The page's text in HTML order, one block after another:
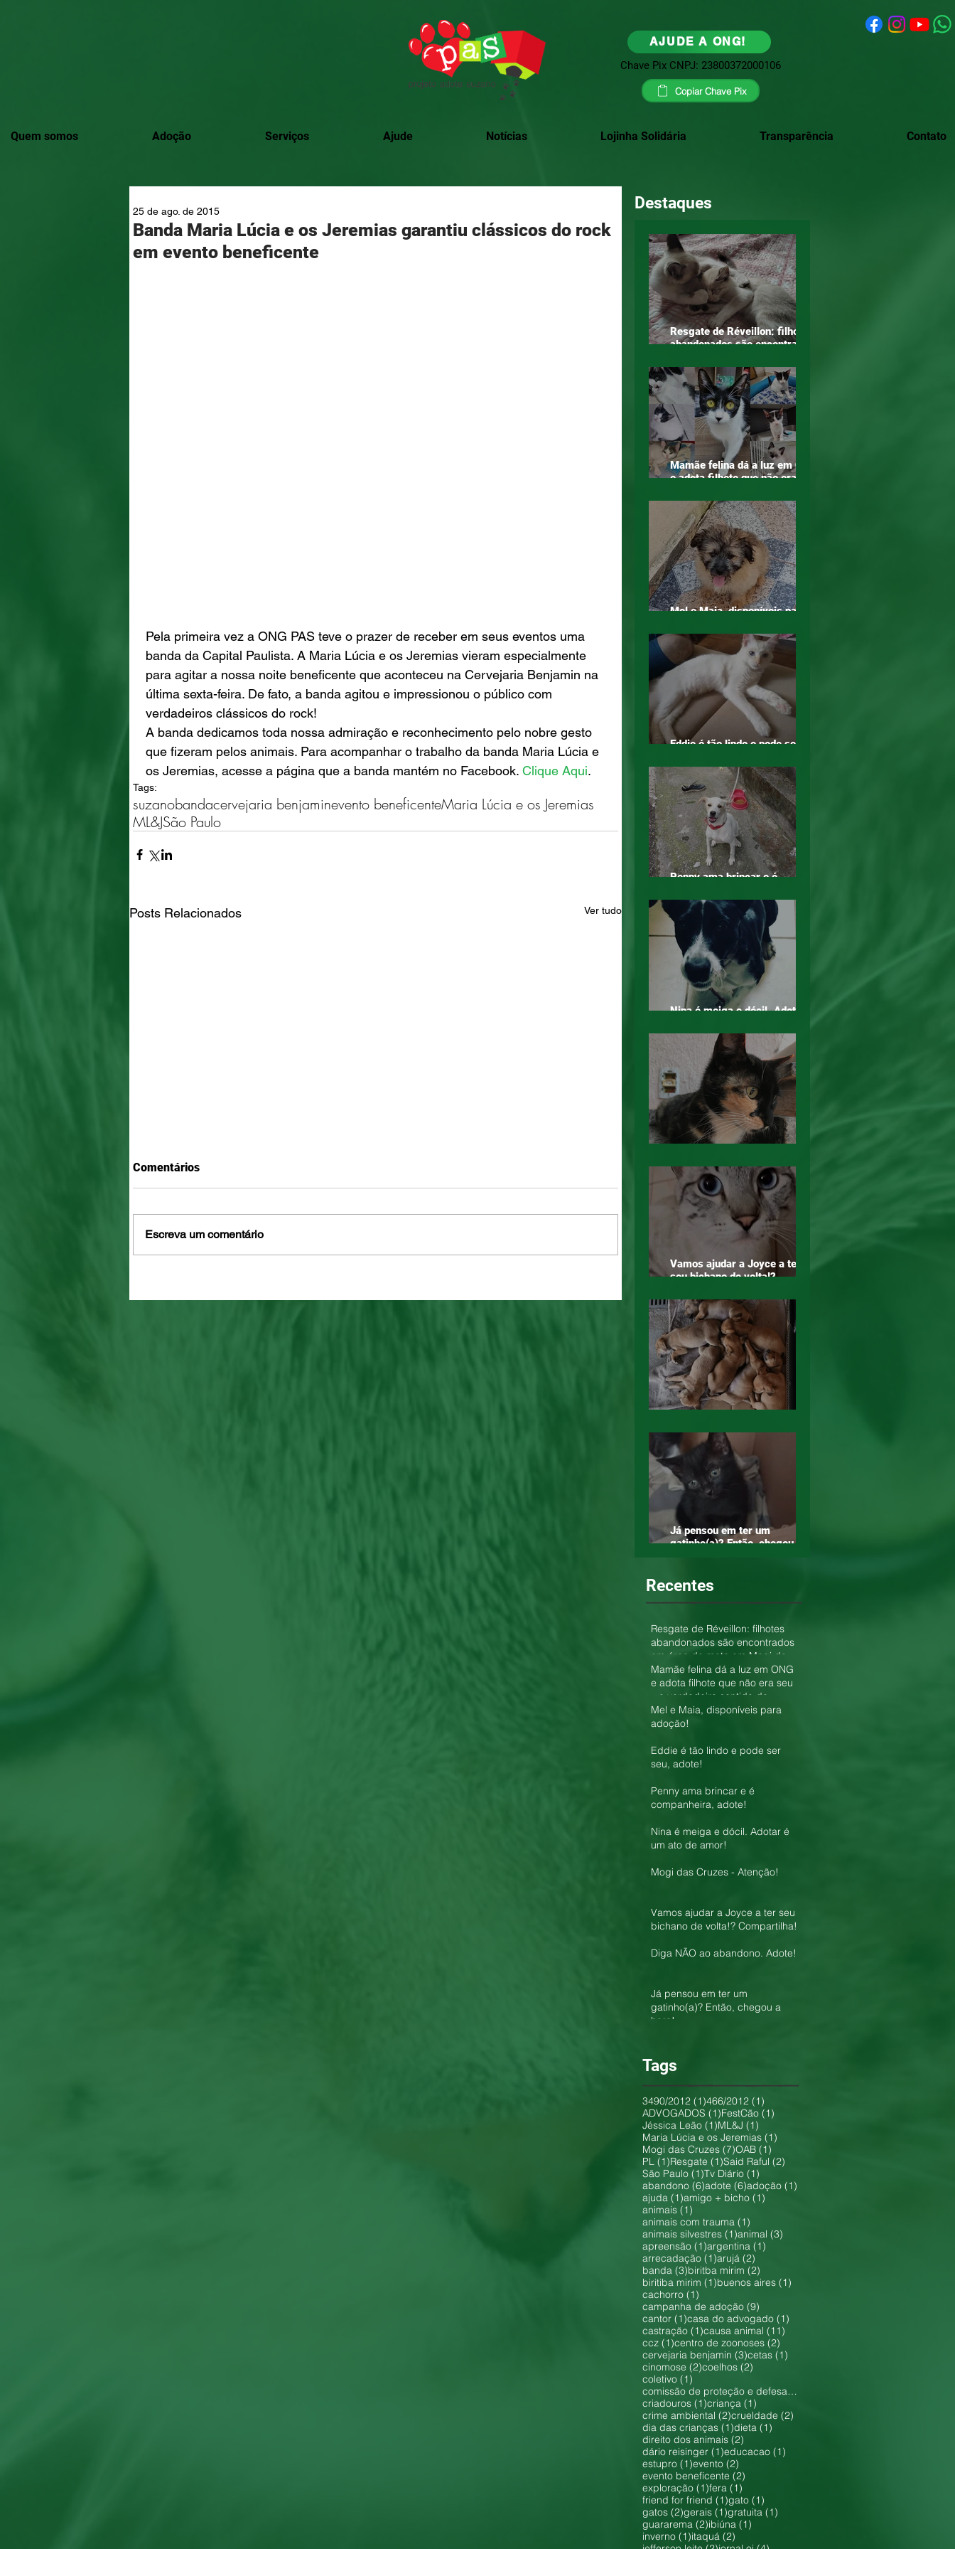
AJUDE A ONG!
Chave Pix CNPJ: 23800372000106
Copiar Chave Pix
Quem somos Adoção Serviços Ajude Notícias Lojinha Solidária Transparência Contato
Banda Maria Lúcia e os Jeremias garantiu clássicos do rock
em evento beneficente
25 de ago. de 2015
Pela primeira vez a ONG PAS teve o prazer de receber em seus eventos uma
banda da Capital Paulista. A Maria Lúcia e os Jeremias vieram especialmente
para agitar a nossa noite beneficente que aconteceu na Cervejaria Benjamin na
última sexta-feira. De fato, a banda agitou e impressionou o público com
verdadeiros clássicos do rock!
A banda dedicamos toda nossa admiração e reconhecimento pelo nobre gesto
que fizeram pelos animais. Para acompanhar o trabalho da banda Maria Lúcia e
os Jeremias, acesse a página que a banda mantém no Facebook. Clique Aqui.
Tags:
suzanobandacervejaria benjaminevento beneficenteMaria Lúcia e os Jeremias
ML&JSão Paulo
Posts Relacionados Ver tudo
abandonados são encontrados
em área de mata em Mogi das
adota filhote que não era seu – o
Comentários
Escreva um comentário
Destaques
Resgate de Réveillon: filhotes
abandonados são encontrados
Cruzes
Mamãe felina dá a luz em ONG
e adota filhote que não era seu
amor!
Mel e Maia, disponíveis para
Eddie é tão lindo e pode ser
Penny ama brincar e é
Nina é meiga e dócil. Adotar é
Vamos ajudar a Joyce a ter
seu bichano de volta!?
Já pensou em ter um
gatinho(a)? Então, chegou a
Recentes
Resgate de Réveillon: filhotes
abandonados são encontrados
em área de mata em Mogi das
Cruzes
Mamãe felina dá a luz em ONG
e adota filhote que não era seu
– o verdadeiro sentido do
amor!
Mel e Maia, disponíveis para
adoção!
Eddie é tão lindo e pode ser
seu, adote!
Penny ama brincar e é
companheira, adote!
Nina é meiga e dócil. Adotar é
um ato de amor!
Mogi das Cruzes - Atenção!
Vamos ajudar a Joyce a ter seu
bichano de volta!? Compartilha!
Diga NÃO ao abandono. Adote!
Já pensou em ter um
gatinho(a)? Então, chegou a
hora!
Tags
3490/2012 (1)1 post
466/2012 (1)
ADVOGADOS (1)1 post
FestCão (1)
Jéssica Leão (1)1 post
ML&J (1)
Maria Lúcia e os Jeremias (1)
Mogi das Cruzes (7)7 posts
OAB (1)
PL (1)1 post
Resgate (1)1 post
Said Raful (2)
São Paulo (1)1 post
Tv Diário (1)
abandono (6)6 posts
adote (6)6 posts
adoção (1)
ajuda (1)1 post
amigo + bicho (1)
animais (1)
animais com trauma (1)
animais silvestres (1)1 post
animal (3)
apreensão (1)1 post
argentina (1)
arrecadação (1)1 post
arujá (2)
banda (3)3 posts
biritba mirim (2)
biritiba mirim (1)1 post
buenos aires (1)
cachorro (1)
campanha de adoção (9)
cantor (1)1 post
casa do advogado (1)
castração (1)1 post
causa animal (11)
ccz (1)1 post
centro de zoonoses (2)
cervejaria benjamin (3)3 posts
cetas (1)
cinomose (2)2 posts
coelhos (2)
coletivo (1)
comissão de proteção e defesa dos animais
criadouros (1)1 post
criança (1)
crime ambiental (2)2 posts
crueldade (2)
dia das crianças (1)1 post
dieta (1)
direito dos animais (2)
dário reisinger (1)1 post
educacao (1)
estupro (1)1 post
evento (2)
evento beneficente (2)
exploração (1)1 post
fera (1)
friend for friend (1)1 post
gato (1)
gatos (2)2 posts
gerais (1)1 post
gratuita (1)
guararema (2)2 posts
ibiúna (1)
inverno (1)1 post
itaquá (2)